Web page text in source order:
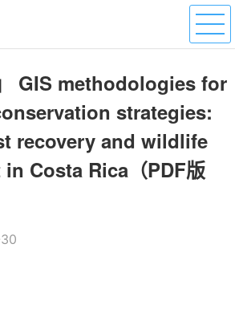
GIS methodologies for
strategies:
recovery and wildlife
Costa Rica（PDF版